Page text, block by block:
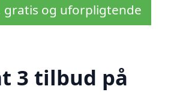
gratis og uforpligtende
3 tilbud på